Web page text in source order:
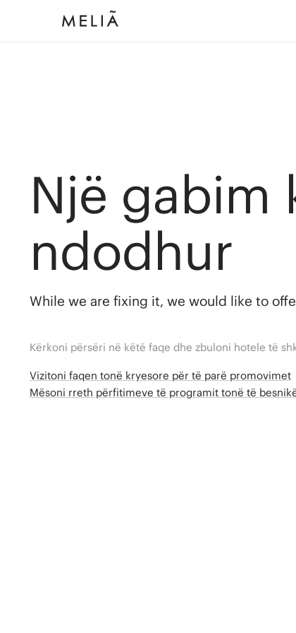
Një gabim
ndodhur
While we are fixing it, we would like to
Kërkoni përsëri në këtë faqe dhe zbuloni hotele të
Vizitoni faqen tonë kryesore për të parë promovimet
Mësoni rreth përfitimeve të programit tonë të